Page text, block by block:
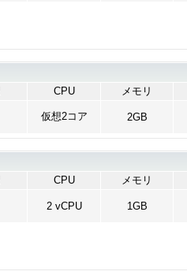
CPU メモリ
仮想2コア 2GB
CPU メモリ
2 vCPU 1GB